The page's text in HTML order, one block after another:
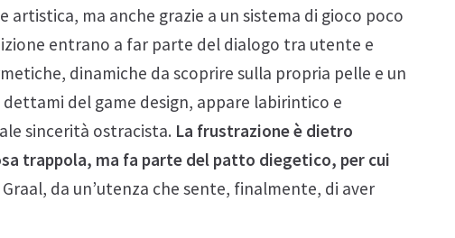
ma anche grazie a un sistema di gioco poco
entrano a far parte del dialogo tra utente e
dinamiche da scoprire sulla propria pelle e un
del game design, appare labirintico e
sincerità ostracista. La frustrazione è dietro
trappola, ma fa parte del patto diegetico, per cui
da un’utenza che sente, finalmente, di aver